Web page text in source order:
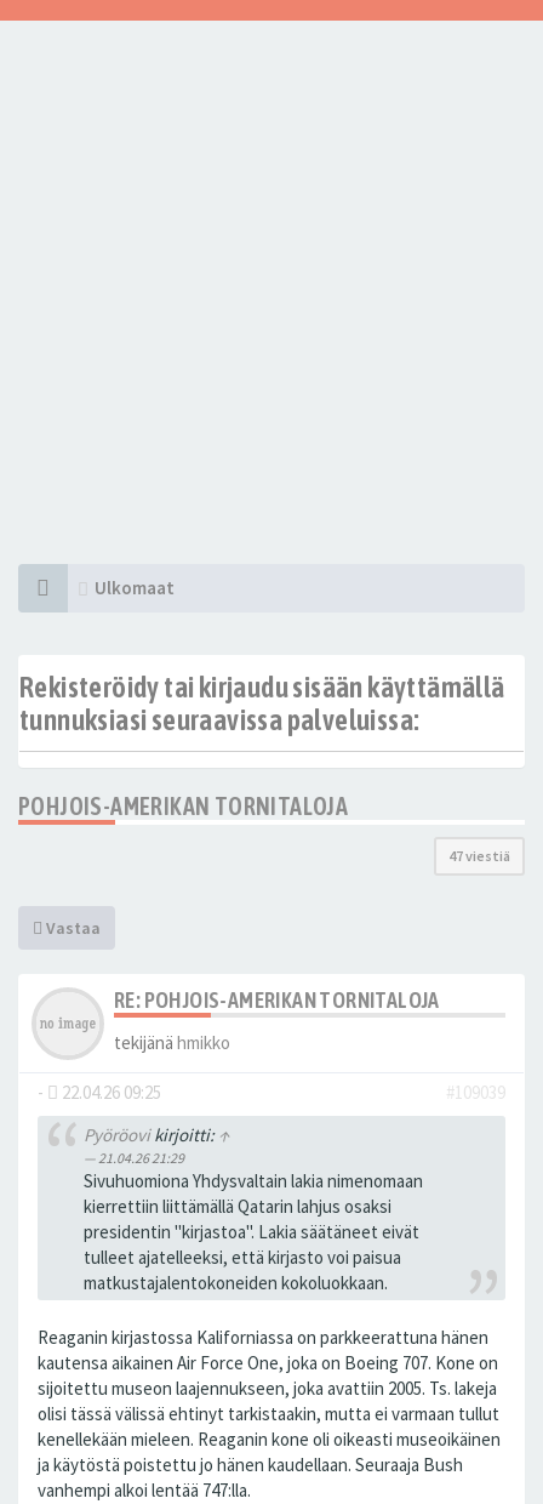
Ulkomaat
Rekisteröidy tai kirjaudu sisään käyttämällä
tunnuksiasi seuraavissa palveluissa:
POHJOIS-AMERIKAN TORNITALOJA
47 viestiä
Vastaa
RE: POHJOIS-AMERIKAN TORNITALOJA
tekijänä hmikko
- 22.04.26 09:25
#109039
Pyöröovikirjoitti: ↑
21.04.26 21:29
Sivuhuomiona Yhdysvaltain lakia nimenomaan
kierrettiin liittämällä Qatarin lahjus osaksi
presidentin "kirjastoa". Lakia säätäneet eivät
tulleet ajatelleeksi, että kirjasto voi paisua
matkustajalentokoneiden kokoluokkaan.
Reaganin kirjastossa Kaliforniassa on parkkeerattuna hänen
kautensa aikainen Air Force One, joka on Boeing 707. Kone on
sijoitettu museon laajennukseen, joka avattiin 2005. Ts. lakeja
olisi tässä välissä ehtinyt tarkistaakin, mutta ei varmaan tullut
kenellekään mieleen. Reaganin kone oli oikeasti museoikäinen
ja käytöstä poistettu jo hänen kaudellaan. Seuraaja Bush
vanhempi alkoi lentää 747:lla.